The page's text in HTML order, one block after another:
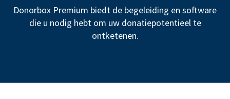
Donorbox Premium biedt de begeleiding en software
die u nodig hebt om uw donatiepotentieel te
ontketenen.